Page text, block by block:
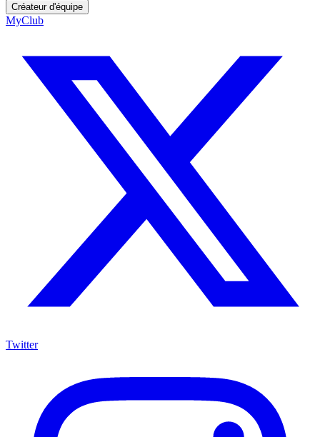
Créateur d'équipe
MyClub
Twitter